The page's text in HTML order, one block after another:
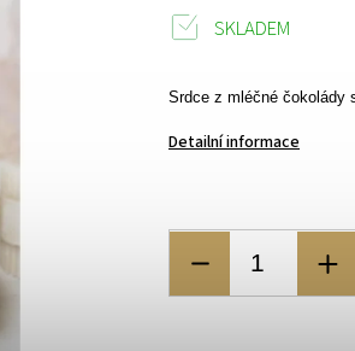
Srdce z mléčné čokolády
Detailní informace
SKLADEM